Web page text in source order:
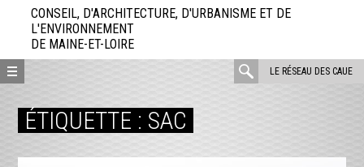
directement
contenu
CONSEIL, D'ARCHITECTURE, D'URBANISME ET DE
L'ENVIRONNEMENT
DE MAINE-ET-LOIRE
LE RÉSEAU DES CAUE
rechercher
ÉTIQUETTE : SAC